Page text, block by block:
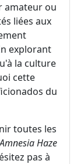
amateur ou
liées aux
explorant
la culture
cette
du
toutes les
Amnesia Haze
pas à